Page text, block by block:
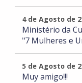
4 de Agosto de
Ministério da
"7 Mulheres e
5 de Agosto de
Muy amigo!!!